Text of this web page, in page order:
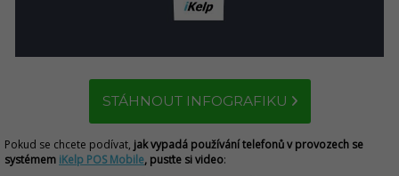
STÁHNOUT INFOGRAFIKU
Pokud se chcete podívat, jak vypadá používání telefonů v provozech se
systémem iKelp POS Mobile, pusťte si video: